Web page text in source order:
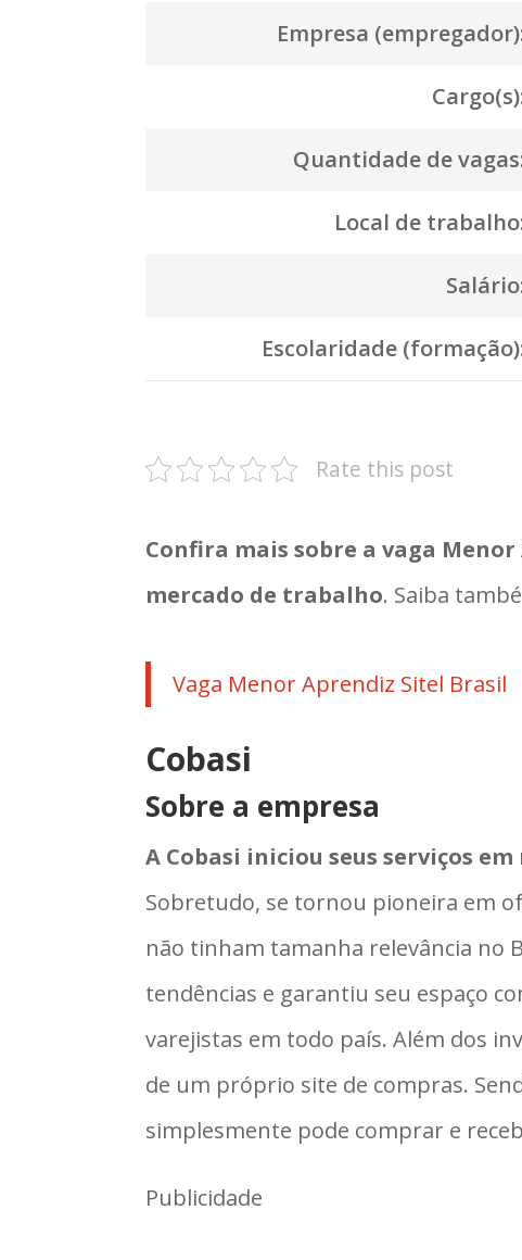
Empresa
Quantidade de
Local de
Escolaridade
Rate this post
Confira mais sobre a vaga
mercado de trabalho. Saiba
Vaga Menor Aprendiz Sitel Brasil
Cobasi
Sobre a empresa
A Cobasi iniciou seus serviços
Sobretudo, se tornou pioneira em
não tinham tamanha relevância no
tendências e garantiu seu espaço
varejistas em todo país. Além dos
de um próprio site de compras.
simplesmente pode comprar e
Publicidade